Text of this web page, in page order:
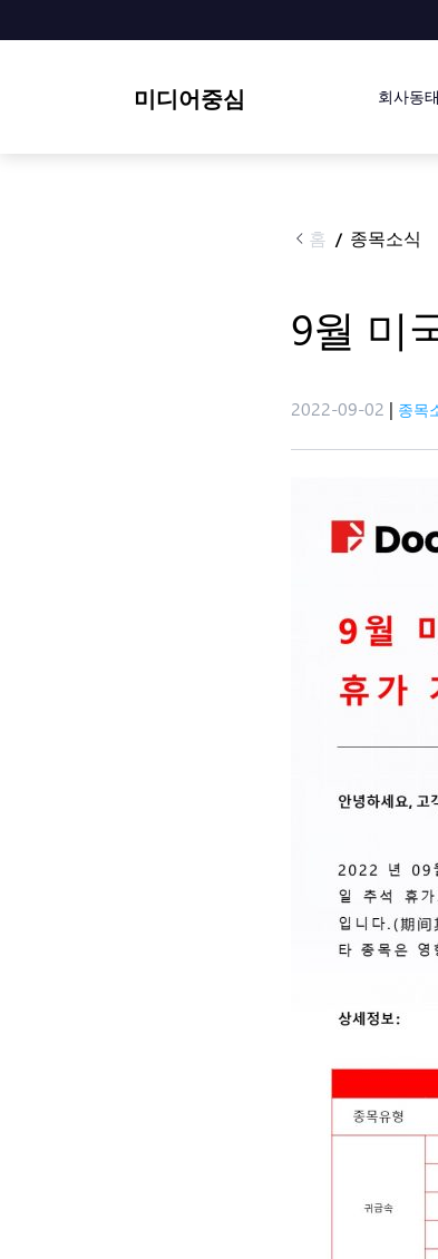
미디어중심 회사동태
홈 / 종목소식
9월 미
2022-09-02 | 종목